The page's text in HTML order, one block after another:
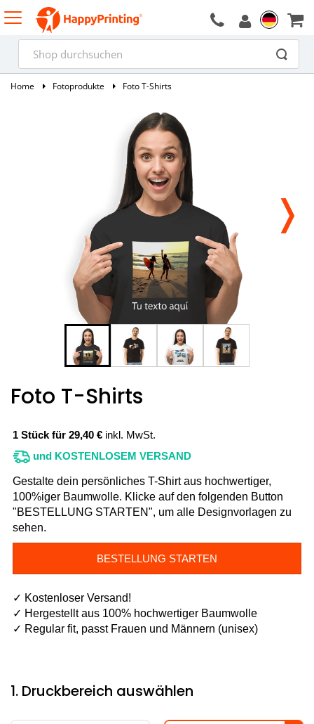
Home Fotoprodukte Foto T-Shirts
Foto T-Shirts
1 Stück für 29,40 € inkl. MwSt.
und KOSTENLOSEM VERSAND
Gestalte dein persönliches T-Shirt aus hochwertiger,
100%iger Baumwolle. Klicke auf den folgenden Button
"BESTELLUNG STARTEN", um alle Designvorlagen zu
sehen.
BESTELLUNG STARTEN
✓ Kostenloser Versand!
✓ Hergestellt aus 100% hochwertiger Baumwolle
✓ Regular fit, passt Frauen und Männern (unisex)
1. Druckbereich auswählen